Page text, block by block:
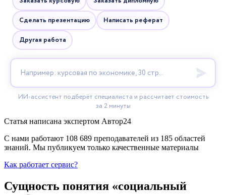
Статья написана экспертом Автор24
С нами работают 108 689 преподавателей из 185 областей
знаний. Мы публикуем только качественные материалы
Как работает сервис?
Сущность понятия «социальный